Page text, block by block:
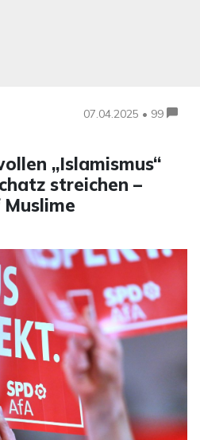
07.04.2025 • 99
„Islamismus“
streichen –